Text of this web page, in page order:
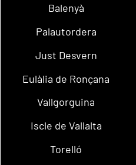
Balenyà
Palautordera
Just Desvern
Eulàlia de Ronçana
Vallgorguina
Iscle de Vallalta
Torelló